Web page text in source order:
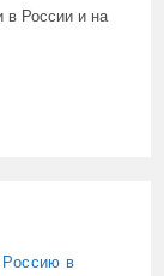
в России и на
Россию в